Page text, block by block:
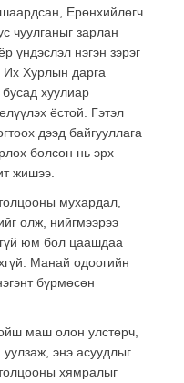
Ерөнхийлөгч
чуулганыг зарлан
үндэслэл нэгэн зэрэг
Хурлын дарга
хуулиар
ёстой. Гэтэл
дээд байгууллага
болсон нь эрх
жишээ.
мухардал,
олж, нийгмээрээ
юм бол цаашдаа
Манай одоогийн
бүрмөсөн
маш олон улстөрч,
энэ асуудлыг
хямралыг